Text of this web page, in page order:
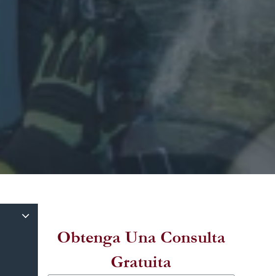
Obtenga Una Consulta
Gratuita